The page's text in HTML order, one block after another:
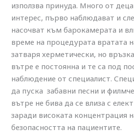
използва принуда. Много от
интерес, първо наблюдават и
насочват към барокамерата и
време на процедурата вратата
затваря херметически, но
вътре е постоянна и те са под
наблюдение от специалист.
да пуска забавни песни и
вътре не бива да се влиза с
заради високата концентрация
безопасността на пациентите.